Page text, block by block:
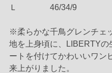
Ｌ　　　    46/34/9
※柔らかな千鳥グレンチェ
地を上身頃に、LIBERTYの
ートを付けてかわいいワン
来上がりました。